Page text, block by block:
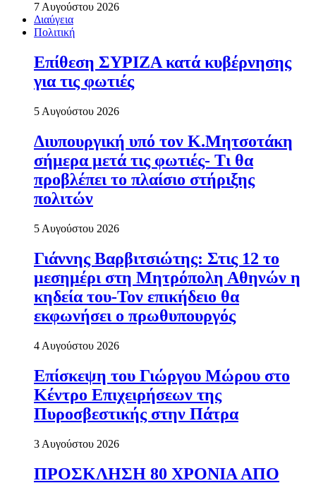
7 Αυγούστου 2026
Διαύγεια
Πολιτική
Επίθεση ΣΥΡΙΖΑ κατά κυβέρνησης
για τις φωτιές
5 Αυγούστου 2026
Διυπουργική υπό τον Κ.Μητσοτάκη
σήμερα μετά τις φωτιές- Τι θα
προβλέπει το πλαίσιο στήριξης
πολιτών
5 Αυγούστου 2026
Γιάννης Βαρβιτσιώτης: Στις 12 το
μεσημέρι στη Μητρόπολη Αθηνών η
κηδεία του-Τον επικήδειο θα
εκφωνήσει ο πρωθυπουργός
4 Αυγούστου 2026
Επίσκεψη του Γιώργου Μώρου στο
Κέντρο Επιχειρήσεων της
Πυροσβεστικής στην Πάτρα
3 Αυγούστου 2026
ΠΡΟΣΚΛΗΣΗ 80 ΧΡΟΝΙΑ ΑΠΟ